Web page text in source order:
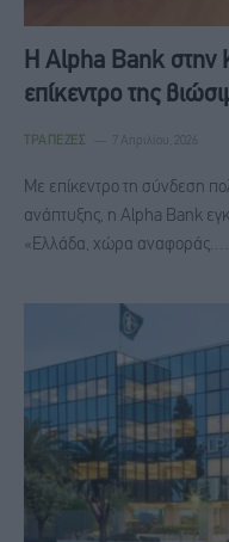
Η Alpha Bank στην
επίκεντρο της
ΤΡΆΠΕΖΕΣ 7 Απριλίου, 2026
Με επίκεντρο τη σύνδεση
ανάπτυξης, η Alpha Bank
«Ελλάδα, χώρα αναφοράς.…